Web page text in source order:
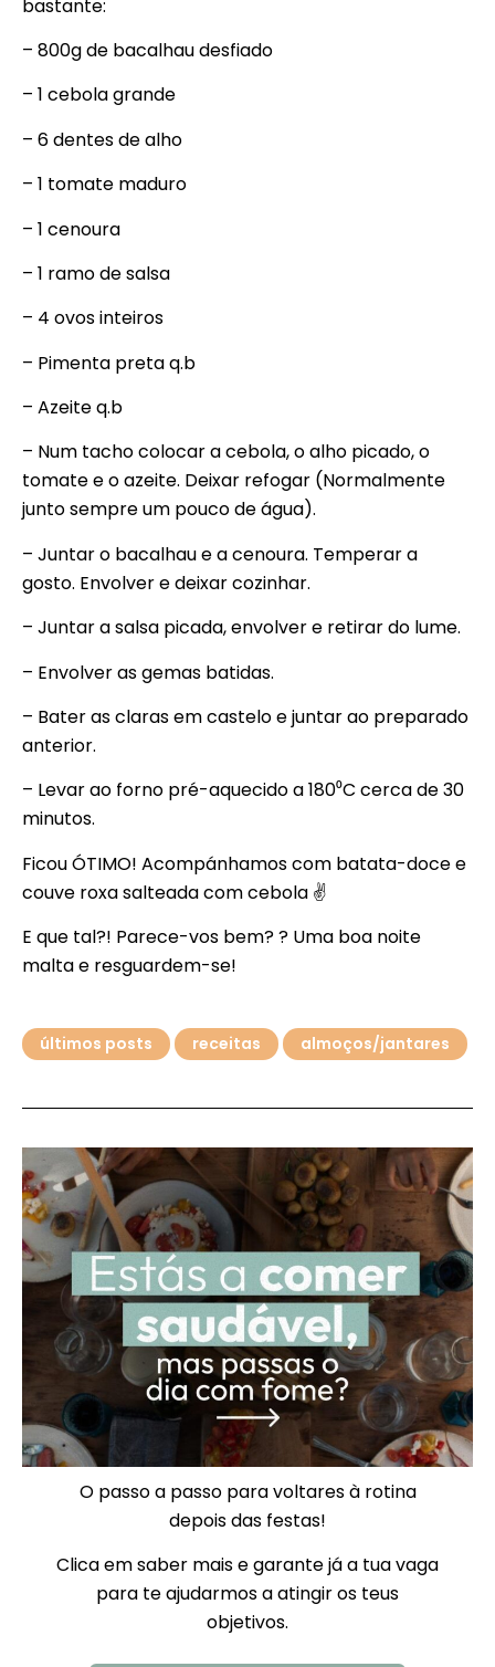
bastante:
– 800g de bacalhau desfiado
– 1 cebola grande
– 6 dentes de alho
– 1 tomate maduro
– 1 cenoura
– 1 ramo de salsa
– 4 ovos inteiros
– Pimenta preta q.b
– Azeite q.b
– Num tacho colocar a cebola, o alho picado, o
tomate e o azeite. Deixar refogar (Normalmente
junto sempre um pouco de água).
– Juntar o bacalhau e a cenoura. Temperar a
gosto. Envolver e deixar cozinhar.
– Juntar a salsa picada, envolver e retirar do lume.
– Envolver as gemas batidas.
– Bater as claras em castelo e juntar ao preparado
anterior.
– Levar ao forno pré-aquecido a 180⁰C cerca de 30
minutos.
Ficou ÓTIMO! Acompánhamos com batata-doce e
couve roxa salteada com cebola ✌
E que tal?! Parece-vos bem? ? Uma boa noite
malta e resguardem-se!
últimos posts receitas almoços/jantares
O passo a passo para voltares à rotina
depois das festas!
Clica em saber mais e garante já a tua vaga
para te ajudarmos a atingir os teus
objetivos.